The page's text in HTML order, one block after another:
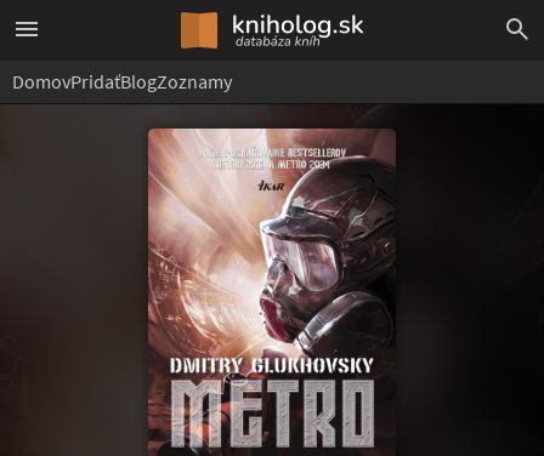
DomovPridaťBlogZoznamy